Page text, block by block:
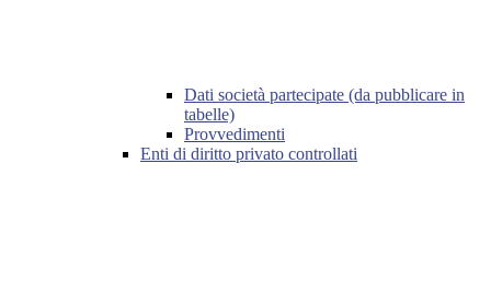
Dati società partecipate (da pubblicare in
tabelle)
Provvedimenti
Enti di diritto privato controllati